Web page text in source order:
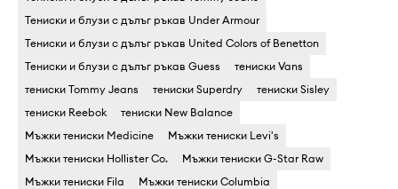
Тениски и блузи с дълъг ръкав Under Armour
Тениски и блузи с дълъг ръкав United Colors of Benetton
Тениски и блузи с дълъг ръкав Guess
тениски Vans
тениски Tommy Jeans
тениски Superdry
тениски Sisley
тениски Reebok
тениски New Balance
Мъжки тениски Medicine
Мъжки тениски Levi's
Мъжки тениски Hollister Co.
Мъжки тениски G-Star Raw
Мъжки тениски Fila
Мъжки тениски Columbia